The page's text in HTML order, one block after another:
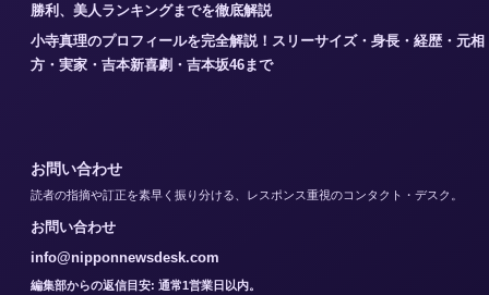
勝利、美人ランキングまでを徹底解説
小寺真理のプロフィールを完全解説！スリーサイズ・身長・経歴・元相
方・実家・吉本新喜劇・吉本坂46まで
お問い合わせ
読者の指摘や訂正を素早く振り分ける、レスポンス重視のコンタクト・デスク。
お問い合わせ
info@nipponnewsdesk.com
編集部からの返信目安: 通常1営業日以内。